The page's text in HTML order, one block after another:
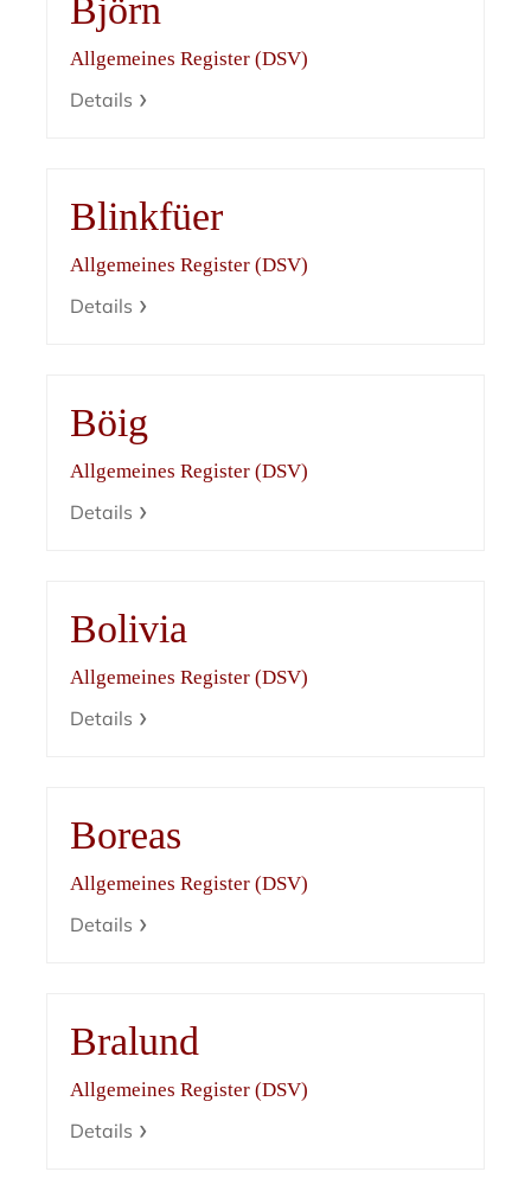
Björn
Allgemeines Register (DSV)
Details
Blinkfüer
Allgemeines Register (DSV)
Details
Böig
Allgemeines Register (DSV)
Details
Bolivia
Allgemeines Register (DSV)
Details
Boreas
Allgemeines Register (DSV)
Details
Bralund
Allgemeines Register (DSV)
Details